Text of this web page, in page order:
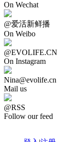
On Wechat
@爱活新鲜播
On Weibo
@EVOLIFE.CN
On Instagram
Nina@evolife.cn
Mail us
@RSS
Follow our feed